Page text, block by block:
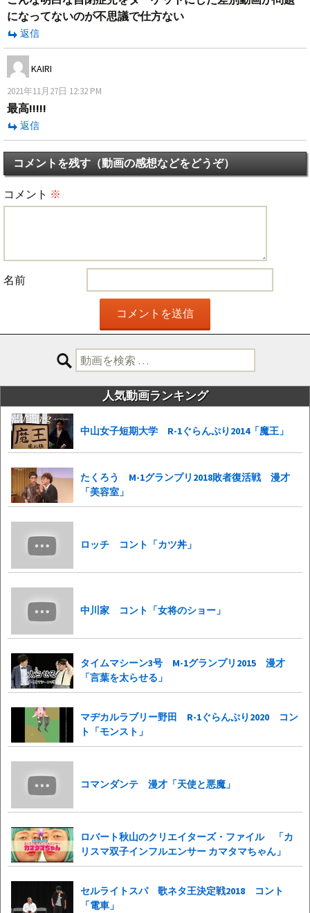
になってないのが不思議で仕方ない
返信
KAIRI
2021年11月27日 12:32 PM
最高!!!!!
返信
コメントを残す（動画の感想などをどうぞ）
コメント ※
名前
検
索:
人気動画ランキング
中山女子短期大学 R-1ぐらんぷり2014「魔王」
たくろう M-1グランプリ2018敗者復活戦 漫才
「美容室」
ロッチ コント「カツ丼」
中川家 コント「女将のショー」
タイムマシーン3号 M-1グランプリ2015 漫才
「言葉を太らせる」
マヂカルラブリー野田 R-1ぐらんぷり2020 コン
ト「モンスト」
コマンダンテ 漫才「天使と悪魔」
ロバート秋山のクリエイターズ・ファイル 「カ
リスマ双子インフルエンサー カマタマちゃん」
セルライトスパ 歌ネタ王決定戦2018 コント
「電車」